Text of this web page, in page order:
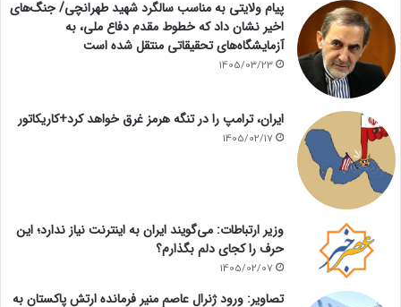
پیام ولایتی به مناسب سالگرد شهید طهرانچی/ جنگ‌های
اخیر نشان داد که خطوط مقدم دفاع ملی، به
آزمایشگاه‌های تحقیقاتی منتقل شده است
1405/03/23
ایران، ترامپ را در تنگه هرمز غرق خواهد کرد+کاریکاتور
1405/02/17
وزیر ارتباطات: می‌گویند ایران به اینترنت نیاز ندارد؛ این
حرف را کجای دلم بگذارم؟
1405/02/07
تصاویر: ورود ژنرال عاصم منیر فرمانده ارتش پاکستان به